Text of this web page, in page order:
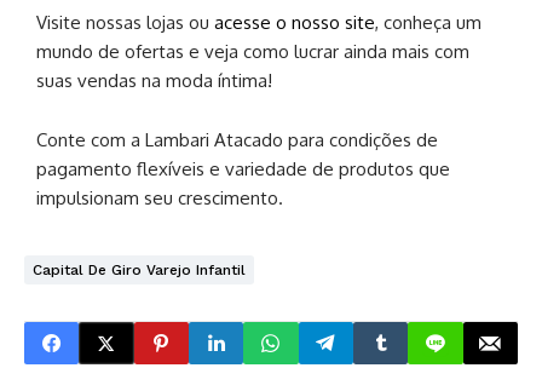
Visite nossas lojas ou acesse o nosso site, conheça um
mundo de ofertas e veja como lucrar ainda mais com
suas vendas na moda íntima!
Conte com a Lambari Atacado para condições de
pagamento flexíveis e variedade de produtos que
impulsionam seu crescimento.
Capital De Giro Varejo Infantil